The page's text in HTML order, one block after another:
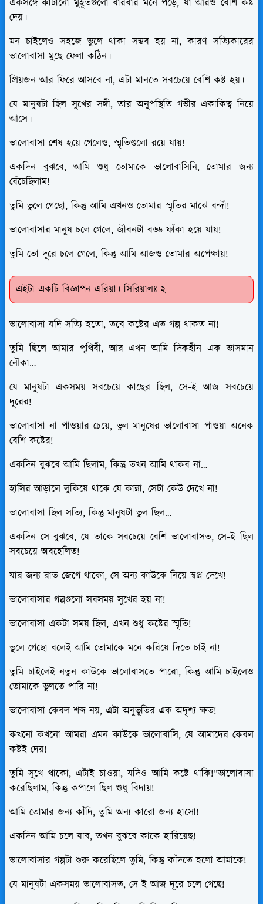
একসঙ্গে কাটানো মুহূর্তগুলো বারবার মনে পড়ে, যা আরও বেশি কষ্ট
দেয়।
মন চাইলেও সহজে ভুলে থাকা সম্ভব হয় না, কারণ সত্যিকারের
ভালোবাসা মুছে ফেলা কঠিন।
প্রিয়জন আর ফিরে আসবে না, এটা মানতে সবচেয়ে বেশি কষ্ট হয়।
যে মানুষটা ছিল সুখের সঙ্গী, তার অনুপস্থিতি গভীর একাকিত্ব নিয়ে
আসে।
ভালোবাসা শেষ হয়ে গেলেও, স্মৃতিগুলো রয়ে যায়!
একদিন বুঝবে, আমি শুধু তোমাকে ভালোবাসিনি, তোমার জন্য
বেঁচেছিলাম!
তুমি ভুলে গেছো, কিন্তু আমি এখনও তোমার স্মৃতির মাঝে বন্দী!
ভালোবাসার মানুষ চলে গেলে, জীবনটা বড্ড ফাঁকা হয়ে যায়!
তুমি তো দূরে চলে গেলে, কিন্তু আমি আজও তোমার অপেক্ষায়!
এইটা একটি বিজ্ঞাপন এরিয়া। সিরিয়ালঃ ২
ভালোবাসা যদি সত্যি হতো, তবে কষ্টের এত গল্প থাকত না!
তুমি ছিলে আমার পৃথিবী, আর এখন আমি দিকহীন এক ভাসমান
নৌকা…
যে মানুষটা একসময় সবচেয়ে কাছের ছিল, সে-ই আজ সবচেয়ে
দূরের!
ভালোবাসা না পাওয়ার চেয়ে, ভুল মানুষের ভালোবাসা পাওয়া অনেক
বেশি কষ্টের!
একদিন বুঝবে আমি ছিলাম, কিন্তু তখন আমি থাকব না…
হাসির আড়ালে লুকিয়ে থাকে যে কান্না, সেটা কেউ দেখে না!
ভালোবাসা ছিল সত্যি, কিন্তু মানুষটা ভুল ছিল…
একদিন সে বুঝবে, যে তাকে সবচেয়ে বেশি ভালোবাসত, সে-ই ছিল
সবচেয়ে অবহেলিত!
যার জন্য রাত জেগে থাকো, সে অন্য কাউকে নিয়ে স্বপ্ন দেখে!
ভালোবাসার গল্পগুলো সবসময় সুখের হয় না!
ভালোবাসা একটা সময় ছিল, এখন শুধু কষ্টের স্মৃতি!
ভুলে গেছো বলেই আমি তোমাকে মনে করিয়ে দিতে চাই না!
তুমি চাইলেই নতুন কাউকে ভালোবাসতে পারো, কিন্তু আমি চাইলেও
তোমাকে ভুলতে পারি না!
ভালোবাসা কেবল শব্দ নয়, এটা অনুভূতির এক অদৃশ্য ক্ষত!
কখনো কখনো আমরা এমন কাউকে ভালোবাসি, যে আমাদের কেবল
কষ্টই দেয়!
তুমি সুখে থাকো, এটাই চাওয়া, যদিও আমি কষ্টে থাকি!"ভালোবাসা
করেছিলাম, কিন্তু কপালে ছিল শুধু বিদায়!
আমি তোমার জন্য কাঁদি, তুমি অন্য কারো জন্য হাসো!
একদিন আমি চলে যাব, তখন বুঝবে কাকে হারিয়েছ!
ভালোবাসার গল্পটা শুরু করেছিলে তুমি, কিন্তু কাঁদতে হলো আমাকে!
যে মানুষটা একসময় ভালোবাসত, সে-ই আজ দূরে চলে গেছে!